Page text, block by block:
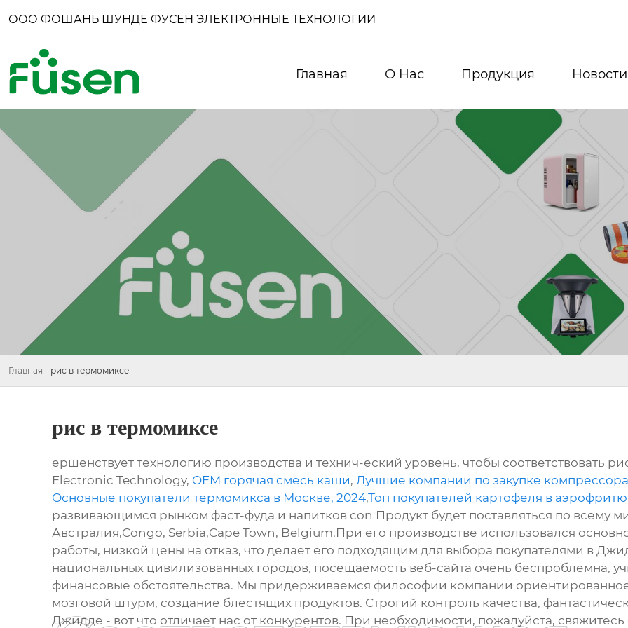
ООО ФОШАНЬ ШУНДЕ ФУСЕН ЭЛЕКТРОННЫЕ ТЕХНОЛОГИИ
Главная О Нас Продукция Новости
Главная - рис в термомиксе
рис в термомиксе
ершенствует технологию производства и технич-еский уровень, чтобы соответствовать
Electronic Technology, OEM горячая смесь каши, Лучшие компании по закупке
Основные покупатели термомикса в Москве, 2024,Топ покупателей картофеля в
развивающимся рынком фаст-фуда и напитков con Продукт будет поставляться по всему
Австралия,Congo, Serbia,Cape Town, Belgium.При его производстве использовался
работы, низкой цены на отказ, что делает его подходящим для выбора покупателями в
национальных цивилизованных городов, посещаемость веб-сайта очень беспроблемна,
финансовые обстоятельства. Мы придерживаемся философии компании
мозговой штурм, создание блестящих продуктов. Строгий контроль качества,
Джидде - вот что отличает нас от конкурентов. При необходимости, пожалуйста,